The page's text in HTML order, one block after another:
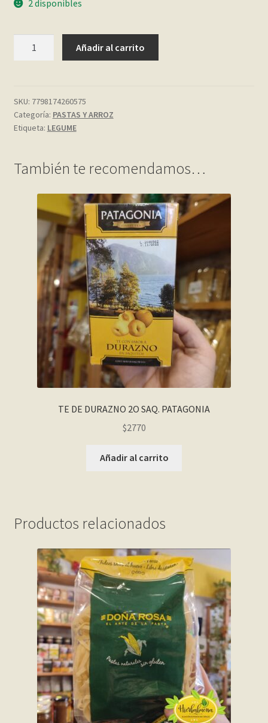
Sample Page
Wishlist
Wishlist
2 disponibles
GR.
LEGUME
cantidad
Añadir al carrito
SKU: 7798174260575
Categoría: PASTAS Y ARROZ
Etiqueta: LEGUME
También te recomendamos…
TE DE DURAZNO 2O SAQ. PATAGONIA
$2770
Añadir al carrito
Productos relacionados